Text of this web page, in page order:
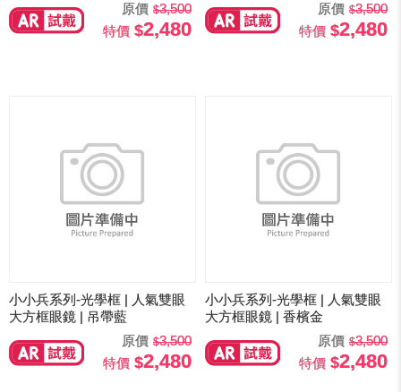
原價
3,500
特價
2,480
原價
3,500
特價
2,480
小小兵系列-光學框 | 人氣雙眼
大方框眼鏡 | 吊帶藍
原價
3,500
特價
2,480
小小兵系列-光學框 | 人氣雙眼
大方框眼鏡 | 香檳金
原價
3,500
特價
2,480